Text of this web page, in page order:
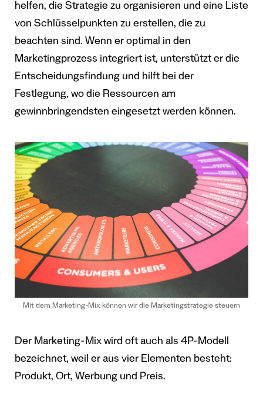
helfen, die Strategie zu organisieren und eine Liste
von Schlüsselpunkten zu erstellen, die zu
beachten sind. Wenn er optimal in den
Marketingprozess integriert ist, unterstützt er die
Entscheidungsfindung und hilft bei der
Festlegung, wo die Ressourcen am
gewinnbringendsten eingesetzt werden können.
Mit dem Marketing-Mix können wir die Marketingstrategie steuern
Der Marketing-Mix wird oft auch als 4P-Modell
bezeichnet, weil er aus vier Elementen besteht:
Produkt, Ort, Werbung und Preis.